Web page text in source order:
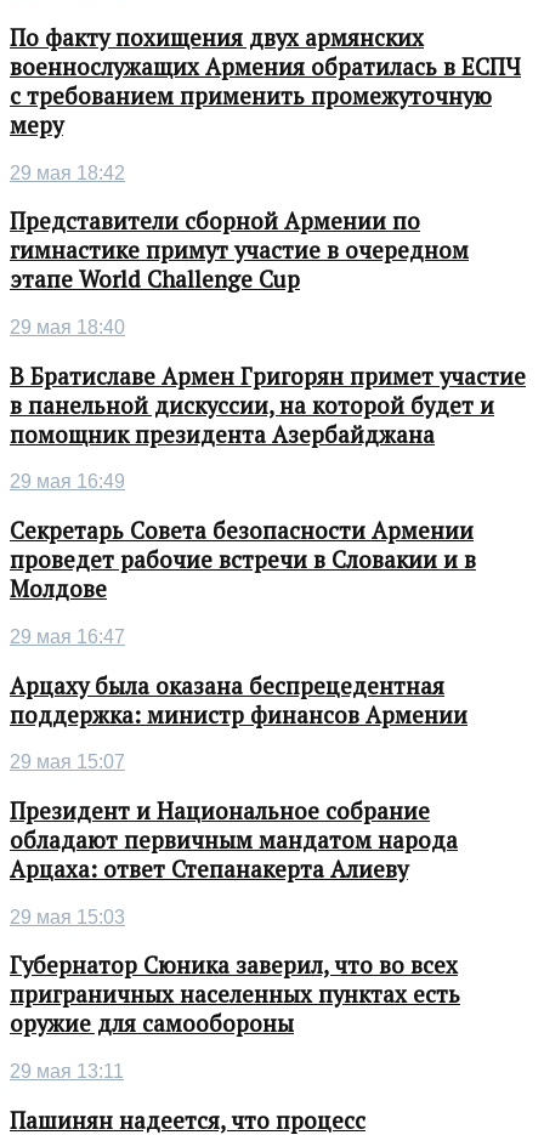
По факту похищения двух армянских
военнослужащих Армения обратилась в ЕСПЧ
с требованием применить промежуточную
меру
29 мая 18:42
Представители сборной Армении по
гимнастике примут участие в очередном
этапе World Challenge Cup
29 мая 18:40
В Братиславе Армен Григорян примет участие
в панельной дискуссии, на которой будет и
помощник президента Азербайджана
29 мая 16:49
Секретарь Совета безопасности Армении
проведет рабочие встречи в Словакии и в
Молдове
29 мая 16:47
Арцаху была оказана беспрецедентная
поддержка: министр финансов Армении
29 мая 15:07
Президент и Национальное собрание
обладают первичным мандатом народа
Арцаха: ответ Степанакерта Алиеву
29 мая 15:03
Губернатор Сюника заверил, что во всех
приграничных населенных пунктах есть
оружие для самообороны
29 мая 13:11
Пашинян надеется, что процесс